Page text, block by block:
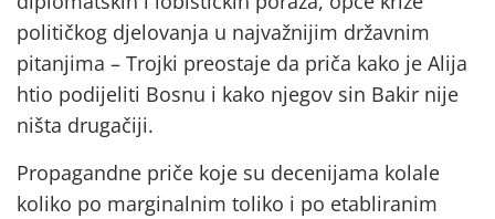
političkog djelovanja u najvažnijim državnim
pitanjima – Trojki preostaje da priča kako je Alija
htio podijeliti Bosnu i kako njegov sin Bakir nije
ništa drugačiji.
Propagandne priče koje su decenijama kolale
koliko po marginalnim toliko i po etabliranim